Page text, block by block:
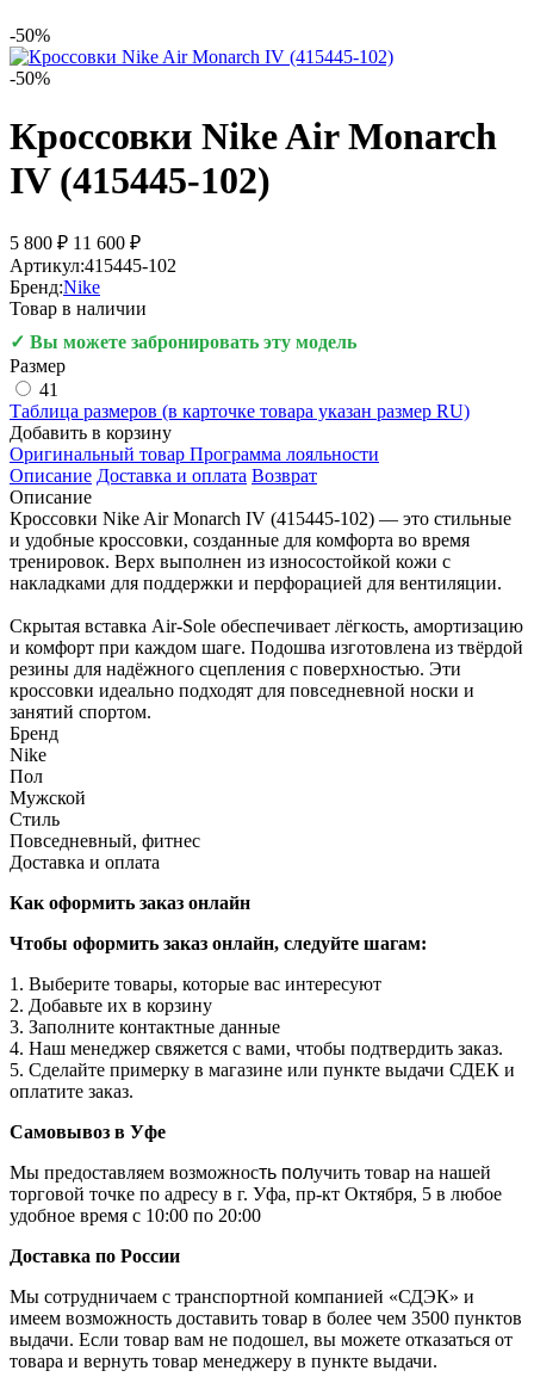
-50%
-50%
Кроссовки Nike Air Monarch
IV (415445-102)
5 800 ₽ 11 600 ₽
Артикул:415445-102
Бренд:Nike
Товар в наличии
✓ Вы можете забронировать эту модель
Размер
41
Таблица размеров (в карточке товара указан размер RU)
Добавить в корзину
Оригинальный товар Программа лояльности
Описание Доставка и оплата Возврат
Описание
Кроссовки Nike Air Monarch IV (415445-102) — это стильные
и удобные кроссовки, созданные для комфорта во время
тренировок. Верх выполнен из износостойкой кожи с
накладками для поддержки и перфорацией для вентиляции.
Скрытая вставка Air-Sole обеспечивает лёгкость, амортизацию
и комфорт при каждом шаге. Подошва изготовлена из твёрдой
резины для надёжного сцепления с поверхностью. Эти
кроссовки идеально подходят для повседневной носки и
занятий спортом.
Бренд
Nike
Пол
Мужской
Стиль
Повседневный, фитнес
Доставка и оплата
Как оформить заказ онлайн
Чтобы оформить заказ онлайн, следуйте шагам:
1. Выберите товары, которые вас интересуют
2. Добавьте их в корзину
3. Заполните контактные данные
4. Наш менеджер свяжется с вами, чтобы подтвердить заказ.
5. Сделайте примерку в магазине или пункте выдачи СДЕК и
оплатите заказ.
Самовывоз в Уфе
Мы предоставляем возможность получить товар на нашей
торговой точке по адресу в г. Уфа, пр-кт Октября, 5 в любое
удобное время с 10:00 по 20:00
Доставка по России
Мы сотрудничаем с транспортной компанией «СДЭК» и
имеем возможность доставить товар в более чем 3500 пунктов
выдачи. Если товар вам не подошел, вы можете отказаться от
товара и вернуть товар менеджеру в пункте выдачи.